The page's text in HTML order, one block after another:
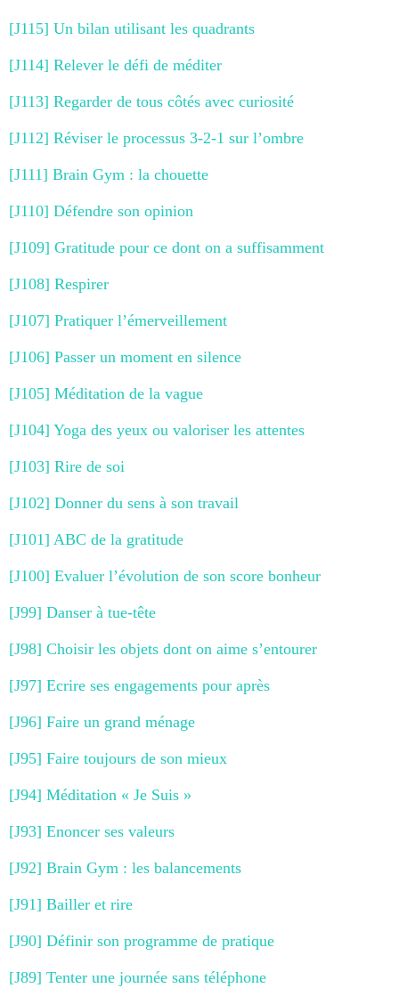
[J115] Un bilan utilisant les quadrants
[J114] Relever le défi de méditer
[J113] Regarder de tous côtés avec curiosité
[J112] Réviser le processus 3-2-1 sur l’ombre
[J111] Brain Gym : la chouette
[J110] Défendre son opinion
[J109] Gratitude pour ce dont on a suffisamment
[J108] Respirer
[J107] Pratiquer l’émerveillement
[J106] Passer un moment en silence
[J105] Méditation de la vague
[J104] Yoga des yeux ou valoriser les attentes
[J103] Rire de soi
[J102] Donner du sens à son travail
[J101] ABC de la gratitude
[J100] Evaluer l’évolution de son score bonheur
[J99] Danser à tue-tête
[J98] Choisir les objets dont on aime s’entourer
[J97] Ecrire ses engagements pour après
[J96] Faire un grand ménage
[J95] Faire toujours de son mieux
[J94] Méditation « Je Suis »
[J93] Enoncer ses valeurs
[J92] Brain Gym : les balancements
[J91] Bailler et rire
[J90] Définir son programme de pratique
[J89] Tenter une journée sans téléphone